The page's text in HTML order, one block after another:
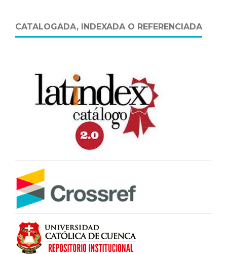
CATALOGADA, INDEXADA O REFERENCIADA